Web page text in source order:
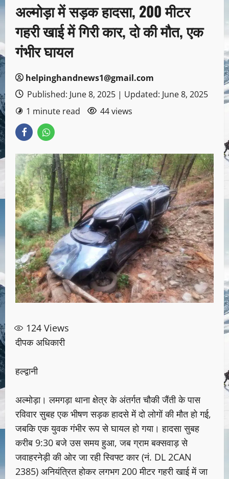
अल्मोड़ा में सड़क हादसा, 200 मीटर
गहरी खाई में गिरी कार, दो की मौत, एक
गंभीर घायल
helpinghandnews1@gmail.com
Published: June 8, 2025 | Updated: June 8, 2025
1 minute read
44 views
124 Views
दीपक अधिकारी
हल्द्वानी
अल्मोड़ा। लमगड़ा थाना क्षेत्र के अंतर्गत चौकी जैंती के पास
रविवार सुबह एक भीषण सड़क हादसे में दो लोगों की मौत हो गई,
जबकि एक युवक गंभीर रूप से घायल हो गया। हादसा सुबह
करीब 9:30 बजे उस समय हुआ, जब ग्राम बक्सवाड़ से
जवाहरनेड़ी की ओर जा रही स्विफ्ट कार (नं. DL 2CAN
2385) अनियंत्रित होकर लगभग 200 मीटर गहरी खाई में जा